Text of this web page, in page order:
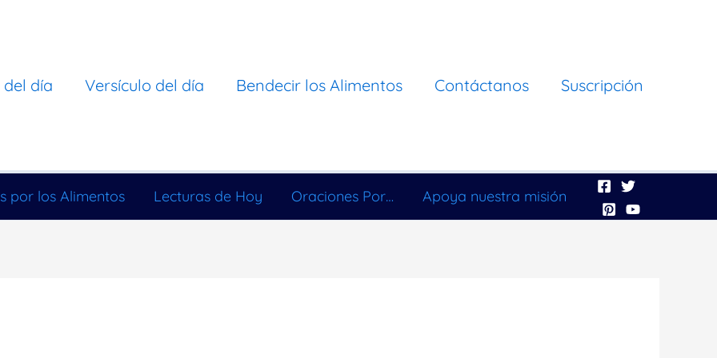
día Versículo del día Bendecir los Alimentos Contáctanos Suscripción
por los Alimentos Lecturas de Hoy Oraciones Por… Apoya nuestra misión